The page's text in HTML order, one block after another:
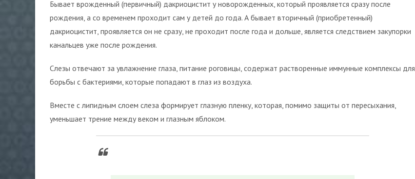
Бывает врожденный (первичный) дакриоцистит у новорожденных, который проявляется сразу после
рождения, а со временем проходит сам у детей до года. А бывает вторичный (приобретенный)
дакриоцистит, проявляется он не сразу, не проходит после года и дольше, является следствием закупорки
канальцев уже после рождения.
Слезы отвечают за увлажнение глаза, питание роговицы, содержат растворенные иммунные комплексы для
борьбы с бактериями, которые попадают в глаз из воздуха.
Вместе с липидным слоем слеза формирует глазную пленку, которая, помимо защиты от пересыхания,
уменьшает трение между веком и глазным яблоком.